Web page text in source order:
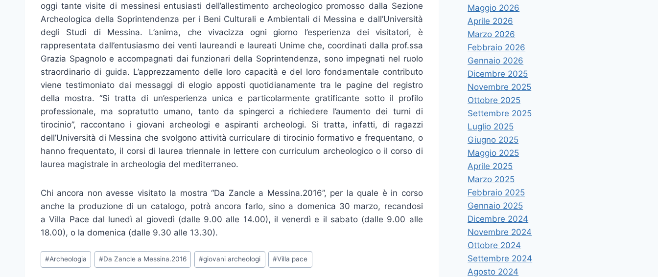
oggi tante visite di messinesi entusiasti dell’allestimento archeologico promosso dalla Sezione
Archeologica della Soprintendenza per i Beni Culturali e Ambientali di Messina e dall’Università
degli Studi di Messina. L’anima, che vivacizza ogni giorno l’esperienza dei visitatori, è
rappresentata dall’entusiasmo dei venti laureandi e laureati Unime che, coordinati dalla prof.ssa
Grazia Spagnolo e accompagnati dai funzionari della Soprintendenza, sono impegnati nel ruolo
straordinario di guida. L’apprezzamento delle loro capacità e del loro fondamentale contributo
viene testimoniato dai messaggi di elogio apposti quotidianamente tra le pagine del registro
della mostra. “Si tratta di un’esperienza unica e particolarmente gratificante sotto il profilo
professionale, ma sopratutto umano, tanto da spingerci a richiedere l’aumento dei turni di
tirocinio”, raccontano i giovani archeologi e aspiranti archeologi. Si tratta, infatti, di ragazzi
dell’Università di Messina che svolgono attività curriculare di tirocinio formativo e frequentano, o
hanno frequentato, il corsi di laurea triennale in lettere con curriculum archeologico o il corso di
laurea magistrale in archeologia del mediterraneo.
Chi ancora non avesse visitato la mostra “Da Zancle a Messina.2016”, per la quale è in corso
anche la produzione di un catalogo, potrà ancora farlo, sino a domenica 30 marzo, recandosi
a Villa Pace dal lunedì al giovedì (dalle 9.00 alle 14.00), il venerdì e il sabato (dalle 9.00 alle
18.00), o la domenica (dalle 9.30 alle 13.30).
Tag
articolo:
#Archeologia #Da Zancle a Messina.2016 #giovani archeologi #Villa pace
Maggio 2026
Aprile 2026
Marzo 2026
Febbraio 2026
Gennaio 2026
Dicembre 2025
Novembre 2025
Ottobre 2025
Settembre 2025
Luglio 2025
Giugno 2025
Maggio 2025
Aprile 2025
Marzo 2025
Febbraio 2025
Gennaio 2025
Dicembre 2024
Novembre 2024
Ottobre 2024
Settembre 2024
Agosto 2024